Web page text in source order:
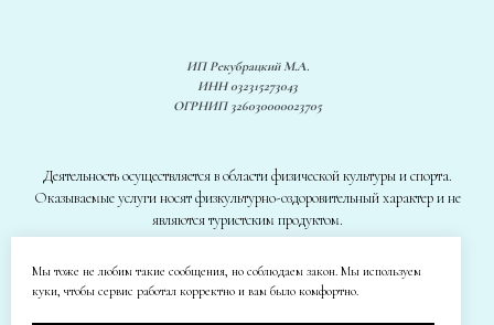
ИП Рекубрацкий М.А.
ИНН 032315273043
ОГРНИП 326030000023705
Деятельность осуществляется в области физической культуры и спорта.
Оказываемые услуги носят физкультурно-оздоровительный характер и не
являются туристским продуктом.
© РАВНОВЕСИЕ | 2026
Мы тоже не любим такие сообщения, но соблюдаем закон. Мы используем
куки, чтобы сервис работал корректно и вам было комфортно.